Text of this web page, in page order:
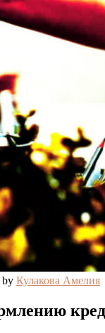
by Кулакова Амелия